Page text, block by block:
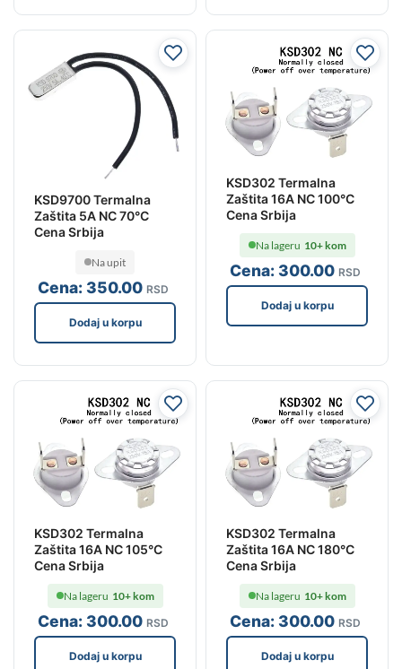
KSD9700 Termalna
Zaštita 5A NC 70°C
Cena Srbija
Cena:350.00 RSD
Na upit
Dodaj u korpu
KSD302 Termalna
Zaštita 16A NC 100°C
Cena Srbija
Cena:300.00 RSD
Na lageru 10+ kom
Dodaj u korpu
KSD302 Termalna
Zaštita 16A NC 105°C
Cena Srbija
Cena:300.00 RSD
Na lageru 10+ kom
Dodaj u korpu
KSD302 Termalna
Zaštita 16A NC 180°C
Cena Srbija
Cena:300.00 RSD
Na lageru 10+ kom
Dodaj u korpu